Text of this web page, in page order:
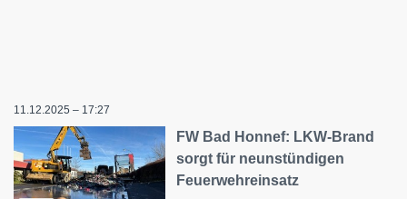
11.12.2025 – 17:27
FW Bad Honnef: LKW-Brand
sorgt für neunstündigen
Feuerwehreinsatz